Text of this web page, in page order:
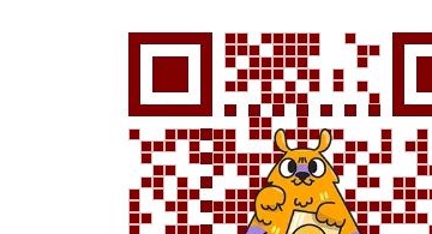
menyerahkan nama-namanya, dan MPMF
roda organisasi pema di FISIP. “Yang pastinya
gubernur –
),” pungkasnya.